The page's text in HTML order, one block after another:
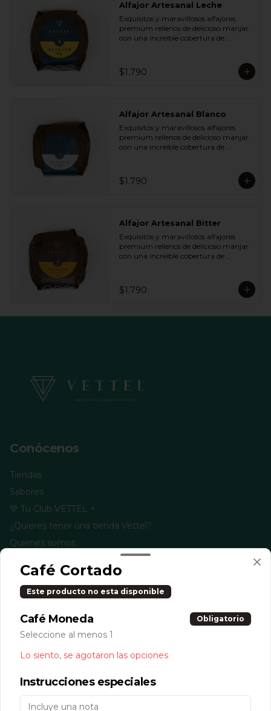
Alfajor Artesanal Leche
Exquisitos y maravillosos alfajores
premium rellenos de delicioso manjar
con una increíble cobertura de
$1.790
Alfajor Artesanal Blanco
Exquisitos y maravillosos alfajores
premium rellenos de delicioso manjar
con una increíble cobertura de
queremos.
$1.790
Alfajor Artesanal Bitter
Exquisitos y maravillosos alfajores
premium rellenos de delicioso manjar
con una increíble cobertura de
$1.790
Conócenos
Tiendas
Sabores
💚 Tu Club VETTEL +
¿Quieres tener una tienda Vettel?
Quienes somos
Política de privacidad
Redes sociales
Instagram
Mi cuenta
Café Cortado
Este producto no esta disponible
Café Moneda Obligatorio
Seleccione al menos 1
Lo siento, se agotaron las opciones
Instrucciones especiales